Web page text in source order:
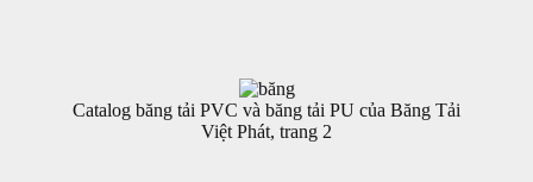
Catalog băng tải PVC và băng tải PU của Băng Tải
Việt Phát, trang 2